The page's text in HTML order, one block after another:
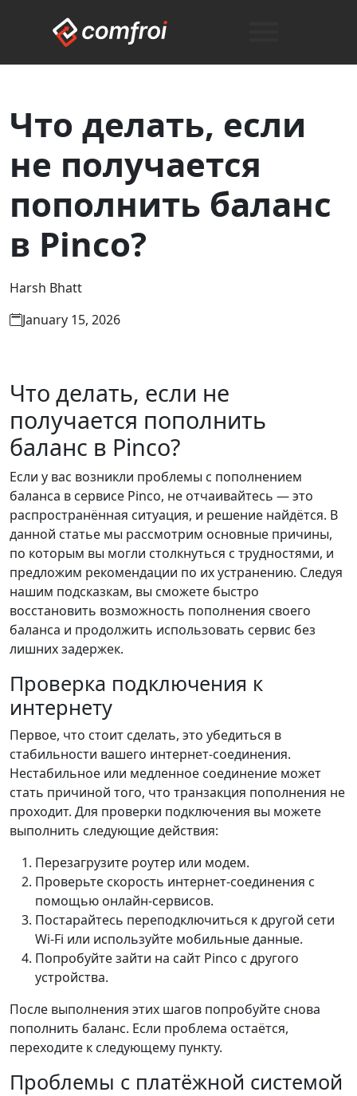
Что делать, если
не получается
пополнить баланс
в Pinco?
Harsh Bhatt
January 15, 2026
Что делать, если не
получается пополнить
баланс в Pinco?
Если у вас возникли проблемы с пополнением
баланса в сервисе Pinco, не отчаивайтесь — это
распространённая ситуация, и решение найдётся. В
данной статье мы рассмотрим основные причины,
по которым вы могли столкнуться с трудностями, и
предложим рекомендации по их устранению. Следуя
нашим подсказкам, вы сможете быстро
восстановить возможность пополнения своего
баланса и продолжить использовать сервис без
лишних задержек.
Проверка подключения к
интернету
Первое, что стоит сделать, это убедиться в
стабильности вашего интернет-соединения.
Нестабильное или медленное соединение может
стать причиной того, что транзакция пополнения не
проходит. Для проверки подключения вы можете
выполнить следующие действия:
Перезагрузите роутер или модем.
Проверьте скорость интернет-соединения с
помощью онлайн-сервисов.
Постарайтесь переподключиться к другой сети
Wi-Fi или используйте мобильные данные.
Попробуйте зайти на сайт Pinco с другого
устройства.
После выполнения этих шагов попробуйте снова
пополнить баланс. Если проблема остаётся,
переходите к следующему пункту.
Проблемы с платёжной системой